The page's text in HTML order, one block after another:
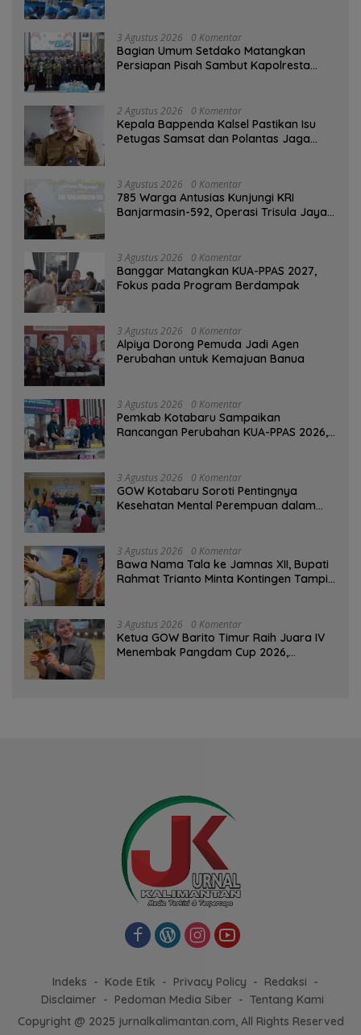
3 Agustus 2026 0 Komentar
Bagian Umum Setdako Matangkan
Persiapan Pisah Sambut Kapolresta
2 Agustus 2026 0 Komentar
Kepala Bappenda Kalsel Pastikan Isu
Petugas Samsat dan Polantas Jaga
3 Agustus 2026 0 Komentar
785 Warga Antusias Kunjungi KRI
Banjarmasin-592, Operasi Trisula Jaya
3 Agustus 2026 0 Komentar
‎Banggar Matangkan KUA-PPAS 2027,
Fokus pada Program Berdampak
3 Agustus 2026 0 Komentar
‎Alpiya Dorong Pemuda Jadi Agen
Perubahan untuk Kemajuan Banua ‎
3 Agustus 2026 0 Komentar
Pemkab Kotabaru Sampaikan
Rancangan Perubahan KUA-PPAS 2026,
3 Agustus 2026 0 Komentar
GOW Kotabaru Soroti Pentingnya
Kesehatan Mental Perempuan dalam
3 Agustus 2026 0 Komentar
Bawa Nama Tala ke Jamnas XII, Bupati
Rahmat Trianto Minta Kontingen Tampil
3 Agustus 2026 0 Komentar
Ketua GOW Barito Timur Raih Juara IV
Menembak Pangdam Cup 2026,
Indeks Kode Etik Privacy Policy
Redaksi
Disclaimer
Pedoman Media Siber
Tentang Kami
Copyright @ 2025 jurnalkalimantan.com, All Rights Reserved